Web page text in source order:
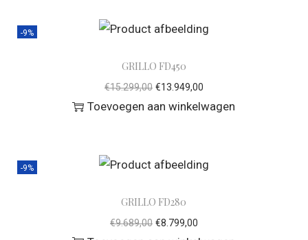
-9%
GRILLO FD450
€15.299,00 €13.949,00
Toevoegen aan winkelwagen
-9%
GRILLO FD280
€9.689,00 €8.799,00